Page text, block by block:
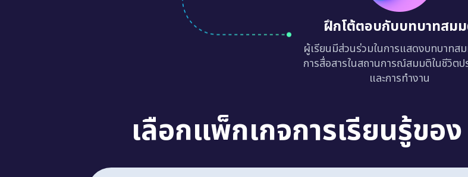
ฝึกโต้ตอบกับบทบาทสม
ผู้เรียนมีส่วนร่วมในการแสดงบทบาทส
การสื่อสารในสถานการณ์สมมติในชีวิตป
และการทำงาน
เลือกแพ็กเกจการเรียนรู้ขอ